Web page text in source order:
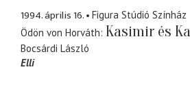
1994. április 16.
Figura Stúdió Színház
Ödön von Horváth Kasimir és
Bocsárdi László
Elli